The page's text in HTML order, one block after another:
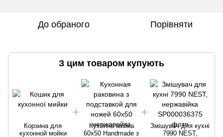
До обраного Порівняти
З цим товаром купують
Корзина для
кухонной мойки
Кухонна мийка
60х50 Handmade з
Змішувач для кухні
7990 NEST,